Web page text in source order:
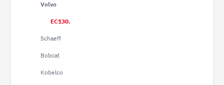
Volvo
EC130.
Schaeff
Bobcat
Kobelco